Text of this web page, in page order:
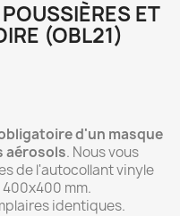
ET
(OBL21)
d'un masque
aérosols. Nous vous
de l'autocollant vinyle
mm.
identiques.